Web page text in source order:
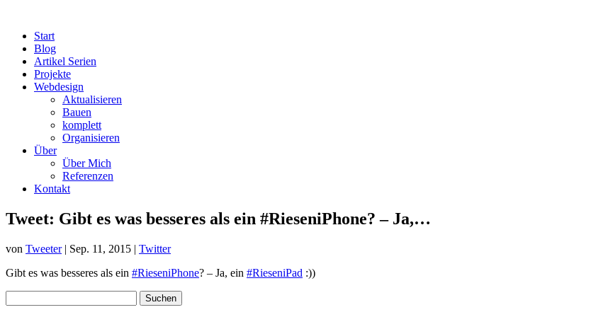
Start
Blog
Artikel Serien
Projekte
Webdesign
Aktualisieren
Bauen
komplett
Organisieren
Über
Über Mich
Referenzen
Kontakt
Tweet: Gibt es was besseres als ein #RieseniPhone? – Ja,…
von Tweeter| Sep. 11, 2015 | Twitter
Gibt es was besseres als ein #RieseniPhone? – Ja, ein #RieseniPad :))
nach: